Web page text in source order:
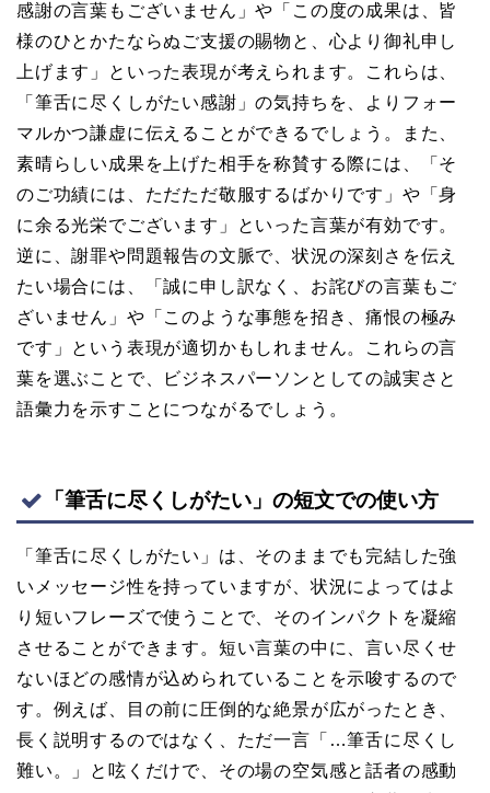
感謝の言葉もございません」や「この度の成果は、皆
様のひとかたならぬご支援の賜物と、心より御礼申し
上げます」といった表現が考えられます。これらは、
「筆舌に尽くしがたい感謝」の気持ちを、よりフォー
マルかつ謙虚に伝えることができるでしょう。また、
素晴らしい成果を上げた相手を称賛する際には、「そ
のご功績には、ただただ敬服するばかりです」や「身
に余る光栄でございます」といった言葉が有効です。
逆に、謝罪や問題報告の文脈で、状況の深刻さを伝え
たい場合には、「誠に申し訳なく、お詫びの言葉もご
ざいません」や「このような事態を招き、痛恨の極み
です」という表現が適切かもしれません。これらの言
葉を選ぶことで、ビジネスパーソンとしての誠実さと
語彙力を示すことにつながるでしょう。
「筆舌に尽くしがたい」の短文での使い方
「筆舌に尽くしがたい」は、そのままでも完結した強
いメッセージ性を持っていますが、状況によってはよ
り短いフレーズで使うことで、そのインパクトを凝縮
させることができます。短い言葉の中に、言い尽くせ
ないほどの感情が込められていることを示唆するので
す。例えば、目の前に圧倒的な絶景が広がったとき、
長く説明するのではなく、ただ一言「…筆舌に尽くし
難い。」と呟くだけで、その場の空気感と話者の感動